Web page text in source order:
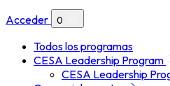
Acceder 0
Todos los programas
CESA Leadership Program
CESA Leadership